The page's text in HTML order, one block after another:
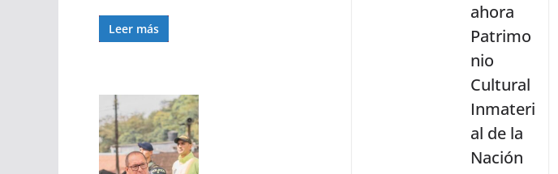
Leer más
ahora
Patrimo
nio
Cultural
Inmateri
al de la
Nación